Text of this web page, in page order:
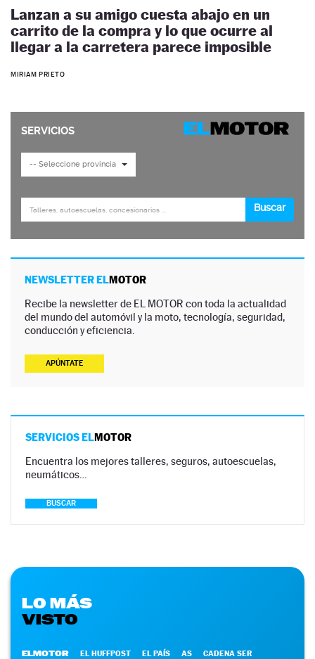
Lanzan a su amigo cuesta abajo en un
carrito de la compra y lo que ocurre al
llegar a la carretera parece imposible
MIRIAM PRIETO
NEWSLETTER ELMOTOR
Recibe la newsletter de EL MOTOR con toda la actualidad
del mundo del automóvil y la moto, tecnología, seguridad,
conducción y eficiencia.
APÚNTATE
SERVICIOS ELMOTOR
Encuentra los mejores talleres, seguros, autoescuelas,
neumáticos…
BUSCAR
LO MÁS
VISTO
ELMOTOR EL HUFFPOST EL PAÍS AS CADENA SER